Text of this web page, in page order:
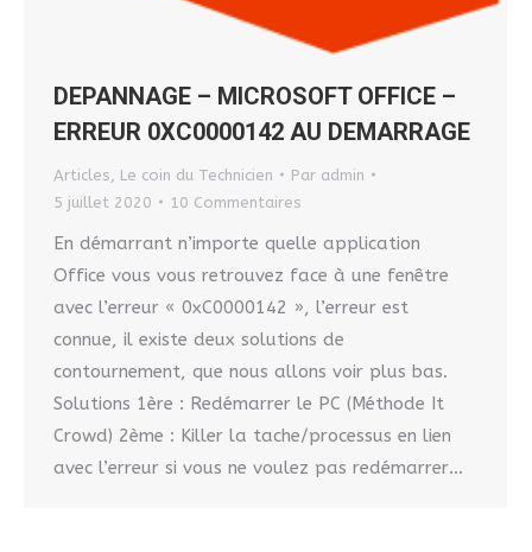
DEPANNAGE – MICROSOFT OFFICE –
ERREUR 0XC0000142 AU DEMARRAGE
Articles Le coin du Technicien Par admin
5 juillet 2020
10 Commentaires
En démarrant n’importe quelle application
Office vous vous retrouvez face à une fenêtre
avec l’erreur « 0xC0000142 », l’erreur est
connue, il existe deux solutions de
contournement, que nous allons voir plus bas.
Solutions 1ère : Redémarrer le PC (Méthode It
Crowd) 2ème : Killer la tache/processus en lien
avec l’erreur si vous ne voulez pas redémarrer…